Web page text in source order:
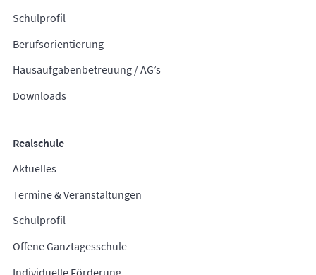
Schulprofil
Berufsorientierung
Hausaufgabenbetreuung / AG’s
Downloads
Realschule
Aktuelles
Termine & Veranstaltungen
Schulprofil
Offene Ganztagesschule
Individuelle Förderung